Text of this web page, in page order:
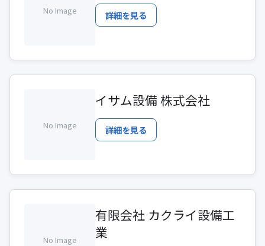
No Image 詳細を見る
No Image
イサム設備 株式会社
詳細を見る
No Image
有限会社 カクライ設備工
業